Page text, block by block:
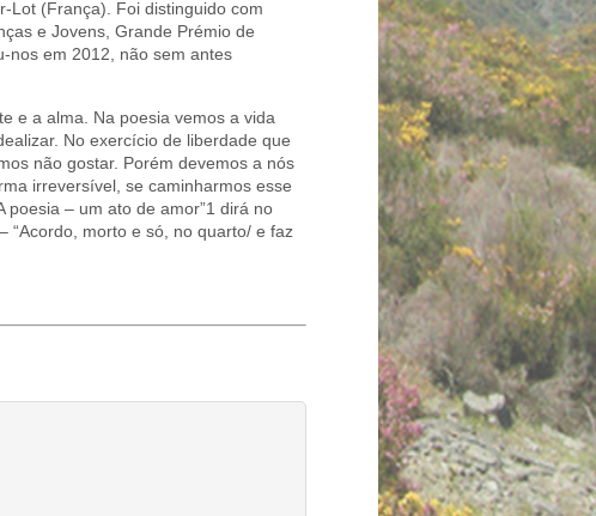
Lot (França). Foi distinguido com
e Jovens, Grande Prémio de
nos em 2012, não sem antes
e a alma. Na poesia vemos a vida
No exercício de liberdade que
não gostar. Porém devemos a nós
irreversível, se caminharmos esse
poesia – um ato de amor”1 dirá no
“Acordo, morto e só, no quarto/ e faz